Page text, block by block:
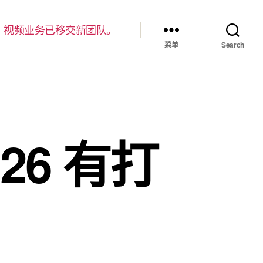
频业务已移交新团队。
菜单 Search
有打